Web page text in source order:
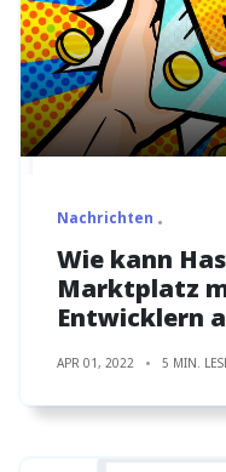
Nachrichten
Wie kann
Marktplatz
Entwicklern
APR 01, 2022 5 MIN.